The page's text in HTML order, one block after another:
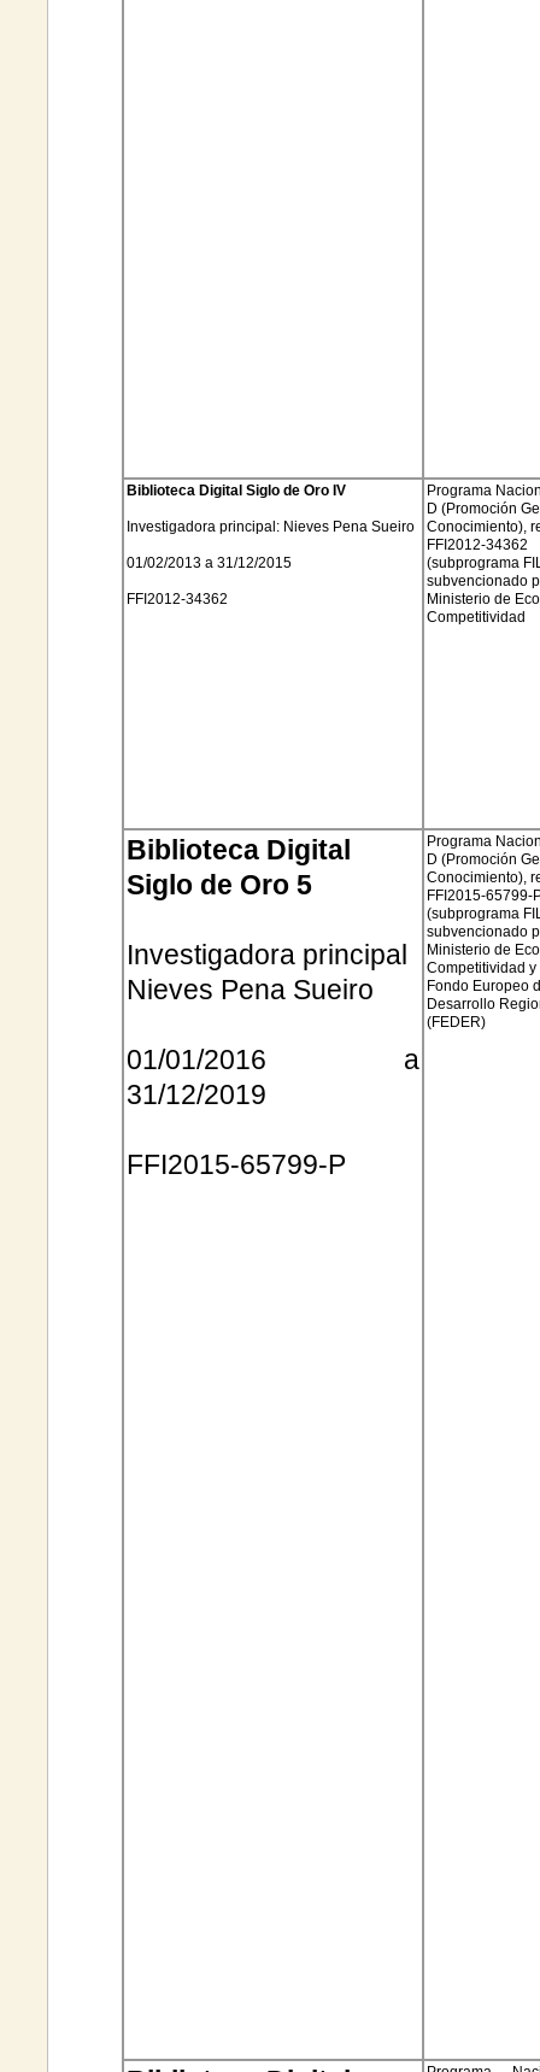
Biblioteca Digital Siglo de Oro IV
Investigadora principal: Nieves PenaSueiro
01/02/2013 a 31/12/2015
FFI2012-34362
Programa
D (Promoción
Conocimiento),
FFI2012-34362
(subprograma
subvencionado
Ministerio de
Competitividad
Biblioteca Digital
Siglo de Oro 5
Investigadora principal
Nieves Pena Sueiro
01/01/2016 a
31/12/2019
FFI2015-65799-P
Programa
D (Promoción
Conocimiento),
FFI2015-65799-
(subprograma
subvencionado
Ministerio de
Competitividad y
Fondo Europeo
Desarrollo
(FEDER)